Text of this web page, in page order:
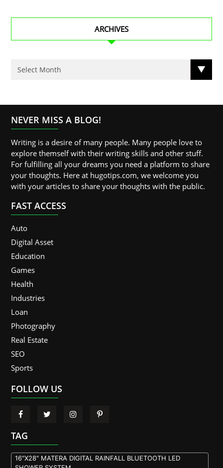
ARCHIVES
NEVER MISS A BLOG!
Writing is a desire of many people. Many people love to
explore themself with their writing skills and other stuff.
For fulfilling all your dreams you need a platform to share
your thoughts. Here at hugotips.com, we welcome you
with your articles to share your thoughts with the public.
FAST ACCESS
Auto
Digital Asset
Education
Games
Health
Industries
Loan
Photography
Real Estate
SEO
Sports
FOLLOW US
TAG
16"X28" MATERA DIGITAL RAINFALL BLUETOOTH LED